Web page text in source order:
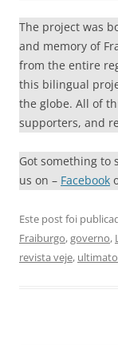
The project was
and memory of
from the entire
this bilingual
the globe. All of
supporters, and
Got something to
us on – Facebook
Este post foi
Fraiburgo,governo,
revista veje, ultimato